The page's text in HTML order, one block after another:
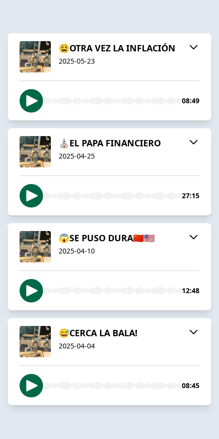
😫OTRA VEZ LA INFLACIÓN
2025-05-23
08:49
⛪️EL PAPA FINANCIERO
2025-04-25
27:15
😱SE PUSO DURA🇨🇳🇺🇸
2025-04-10
12:48
😅CERCA LA BALA!
2025-04-04
08:45